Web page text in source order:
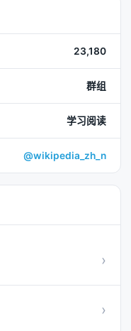
23,180
群组
学习阅读
@wikipedia_zh_n
›
›